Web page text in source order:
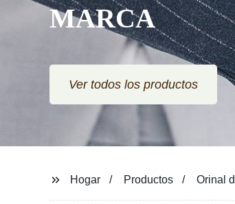
MARCA
Ver todos los productos
Hogar Productos Orinal